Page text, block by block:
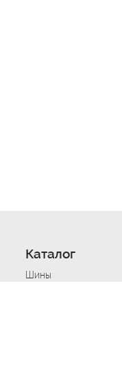
Каталог
Шины